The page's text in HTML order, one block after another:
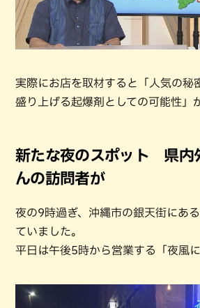
実際にお店を取材すると「人気の秘
盛り上げる起爆剤としての可能性」
新たな夜のスポット 県内
んの訪問者が
夜の9時過ぎ、沖縄市の銀天街にあ
ていました。
平日は午後5時から営業する「夜風に